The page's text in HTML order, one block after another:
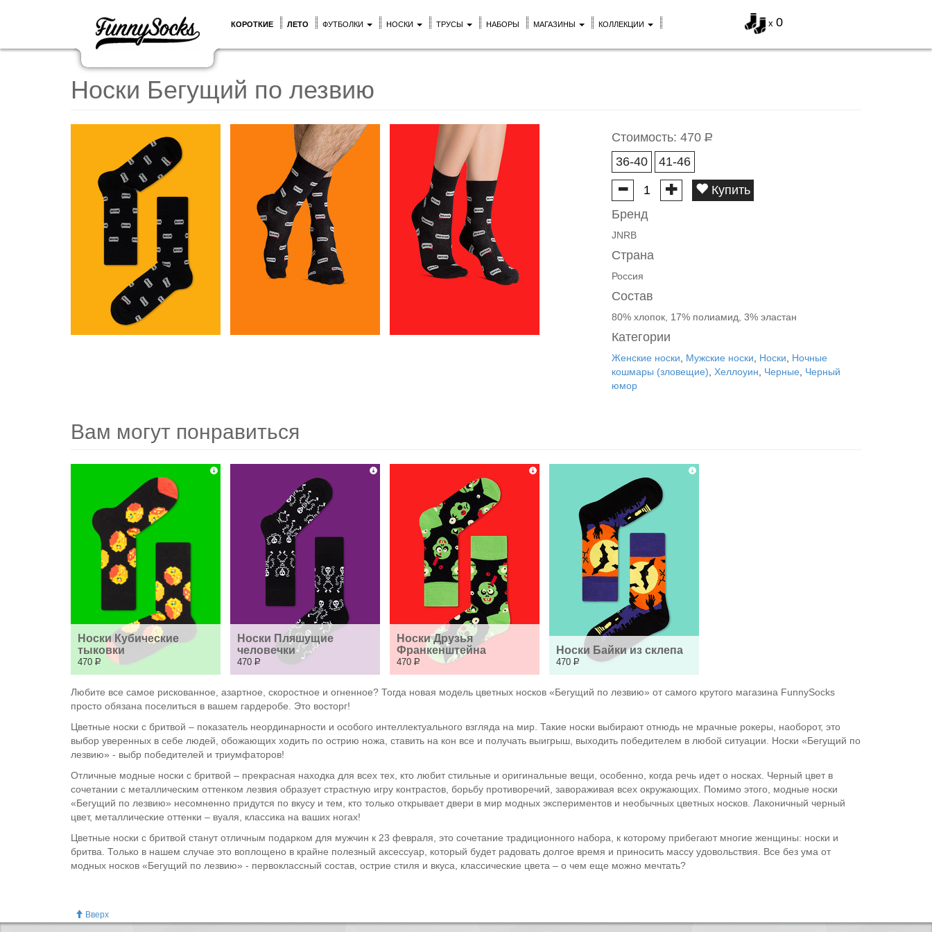
x 0
КОРОТКИЕ ЛЕТО ФУТБОЛКИ НОСКИ ТРУСЫ НАБОРЫ МАГАЗИНЫ КОЛЛЕКЦИИ
Носки Бегущий по лезвию
Стоимость: 470 Р
36-40
41-46
Купить
Бренд
JNRB
Страна
Россия
Состав
80% хлопок, 17% полиамид, 3% эластан
Категории
Женские носки Мужские носки Носки
Ночные
кошмары (зловещие)
Хеллоуин Черные
Черный
юмор
Вам могут понравиться
Носки Кубические
тыковки
470 Р
Носки Пляшущие
человечки
470 Р
Носки Друзья
Франкенштейна
470 Р
Носки Байки из склепа
470 Р
Любите все самое рискованное, азартное, скоростное и огненное? Тогда новая модель цветных носков «Бегущий по лезвию» от самого крутого магазина FunnySocks
просто обязана поселиться в вашем гардеробе. Это восторг!
Цветные носки с бритвой – показатель неординарности и особого интеллектуального взгляда на мир. Такие носки выбирают отнюдь не мрачные рокеры, наоборот, это
выбор уверенных в себе людей, обожающих ходить по острию ножа, ставить на кон все и получать выигрыш, выходить победителем в любой ситуации. Носки «Бегущий по
лезвию» - выбр победителей и триумфаторов!
Отличные модные носки с бритвой – прекрасная находка для всех тех, кто любит стильные и оригинальные вещи, особенно, когда речь идет о носках. Черный цвет в
сочетании с металлическим оттенком лезвия образует страстную игру контрастов, борьбу противоречий, завораживая всех окружающих. Помимо этого, модные носки
«Бегущий по лезвию» несомненно придутся по вкусу и тем, кто только открывает двери в мир модных экспериментов и необычных цветных носков. Лаконичный черный
цвет, металлические оттенки – вуаля, классика на ваших ногах!
Цветные носки с бритвой станут отличным подарком для мужчин к 23 февраля, это сочетание традиционного набора, к которому прибегают многие женщины: носки и
бритва. Только в нашем случае это воплощено в крайне полезный аксессуар, который будет радовать долгое время и приносить массу удовольствия. Все без ума от
модных носков «Бегущий по лезвию» - первоклассный состав, острие стиля и вкуса, классические цвета – о чем еще можно мечтать?
Вверх